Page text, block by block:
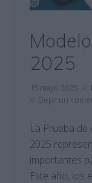
2025
15 mayo 2025 //
// Dejar un
La Prueba de
2025
importantes
Este año, los